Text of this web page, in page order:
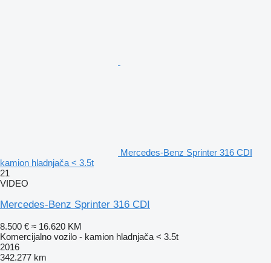
Mercedes-Benz Sprinter 316 CDI
kamion hladnjača < 3.5t
21
VIDEO
Mercedes-Benz Sprinter 316 CDI
8.500 € ≈ 16.620 KM
Komercijalno vozilo - kamion hladnjača < 3.5t
2016
342.277 km